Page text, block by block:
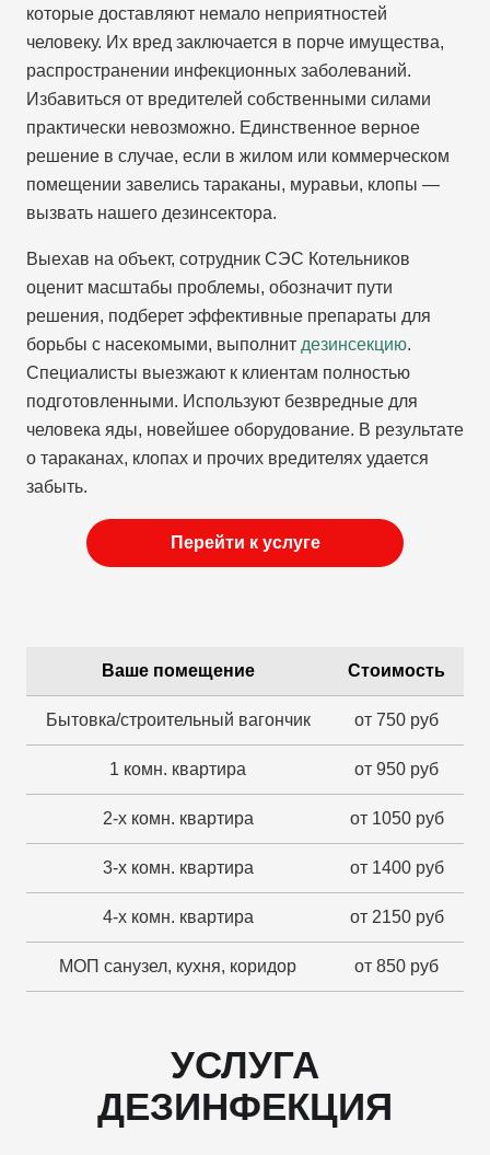
которые доставляют немало неприятностей
человеку. Их вред заключается в порче имущества,
распространении инфекционных заболеваний.
Избавиться от вредителей собственными силами
практически невозможно. Единственное верное
решение в случае, если в жилом или коммерческом
помещении завелись тараканы, муравьи, клопы —
вызвать нашего дезинсектора.
Выехав на объект, сотрудник СЭС Котельников
оценит масштабы проблемы, обозначит пути
решения, подберет эффективные препараты для
борьбы с насекомыми, выполнит дезинсекцию.
Специалисты выезжают к клиентам полностью
подготовленными. Используют безвредные для
человека яды, новейшее оборудование. В результате
о тараканах, клопах и прочих вредителях удается
забыть.
Перейти к услуге
Ваше помещение Стоимость
Бытовка/строительный вагончик от 750 руб
1 комн. квартира от 950 руб
2-х комн. квартира от 1050 руб
3-х комн. квартира от 1400 руб
4-х комн. квартира от 2150 руб
МОП санузел, кухня, коридор от 850 руб
УСЛУГА
ДЕЗИНФЕКЦИЯ